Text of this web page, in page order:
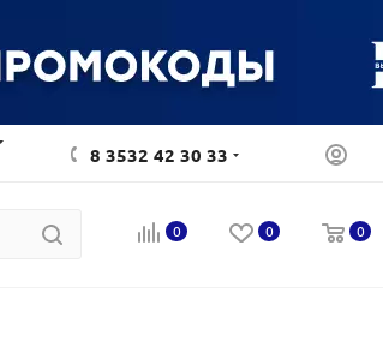
8 3532 42 30 33
0 0 0